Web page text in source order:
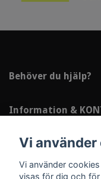
Behöver du hjälp?
Information &
Sociala medier
Vi använder
Vi använder
visas för dig och